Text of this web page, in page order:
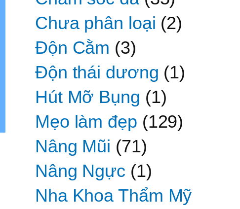
Chưa phân loại (2)
Độn Cằm (3)
Độn thái dương (1)
Hút Mỡ Bụng (1)
Mẹo làm đẹp (129)
Nâng Mũi (71)
Nâng Ngực (1)
Nha Khoa Thẩm Mỹ